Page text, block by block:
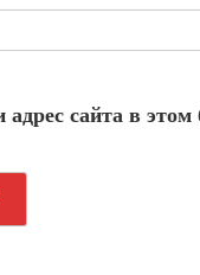
сайта в